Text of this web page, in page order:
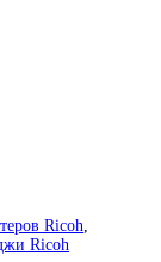
Ricoh,
Ricoh